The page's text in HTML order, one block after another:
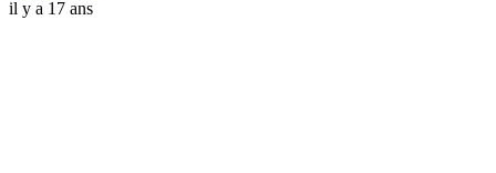
il y a 17 ans